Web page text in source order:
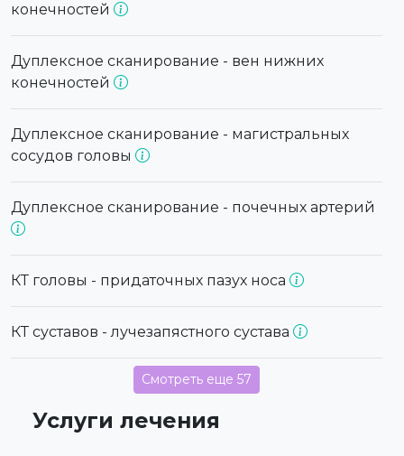
конечностей
Дуплексное сканирование - вен нижних
конечностей
Дуплексное сканирование - магистральных
сосудов головы
Дуплексное сканирование - почечных артерий
КТ головы - придаточных пазух носа
КТ суставов - лучезапястного сустава
Смотреть еще 57
Услуги лечения